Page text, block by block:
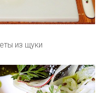
из щуки